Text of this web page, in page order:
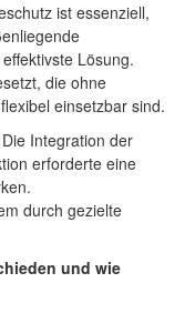
ist essenziell,
Lösung.
die ohne
einsetzbar sind.
Die Integration der
erforderte eine
durch gezielte
und wie